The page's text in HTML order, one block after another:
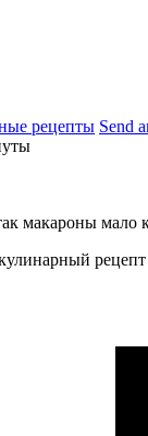
рецепты Send